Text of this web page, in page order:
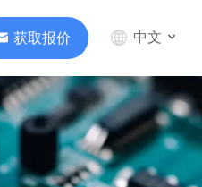
获取报价 中文
English
中文